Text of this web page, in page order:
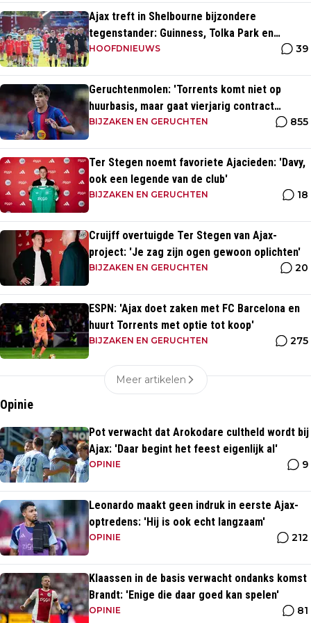
Ajax treft in Shelbourne bijzondere
tegenstander: Guinness, Tolka Park en
bijzonder lage marktwaarde
HOOFDNIEUWS 39
Geruchtenmolen: 'Torrents komt niet op
huurbasis, maar gaat vierjarig contract
tekenen bij Ajax'
BIJZAKEN EN GERUCHTEN 855
Ter Stegen noemt favoriete Ajacieden: 'Davy,
ook een legende van de club'
BIJZAKEN EN GERUCHTEN 18
Cruijff overtuigde Ter Stegen van Ajax-
project: 'Je zag zijn ogen gewoon oplichten'
BIJZAKEN EN GERUCHTEN 20
ESPN: 'Ajax doet zaken met FC Barcelona en
huurt Torrents met optie tot koop'
BIJZAKEN EN GERUCHTEN 275
Meer artikelen
Opinie
Pot verwacht dat Arokodare cultheld wordt bij
Ajax: 'Daar begint het feest eigenlijk al'
OPINIE 9
Leonardo maakt geen indruk in eerste Ajax-
optredens: 'Hij is ook echt langzaam'
OPINIE 212
Klaassen in de basis verwacht ondanks komst
Brandt: 'Enige die daar goed kan spelen'
OPINIE 81